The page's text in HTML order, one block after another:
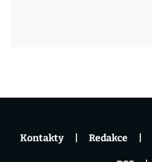
Kontakty Redakce